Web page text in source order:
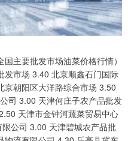
国主要批发市场油菜价格行情）
发市场 3.40 北京顺鑫石门国际
朝阳区大洋路综合市场 3.50
司 3.00 天津何庄子农产品批发
天津市金钟河蔬菜贸易中心
公司 3.00 天津碧城农产品批